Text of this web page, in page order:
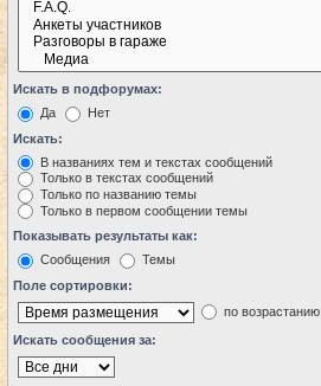
Искать в подфорумах:
Да
Нет
Искать:
В названиях тем и текстах сообщений
Только в текстах сообщений
Только по названию темы
Только в первом сообщении темы
Показывать результаты как:
Сообщения
Темы
Поле сортировки:
по возрастанию
Искать сообщения за: